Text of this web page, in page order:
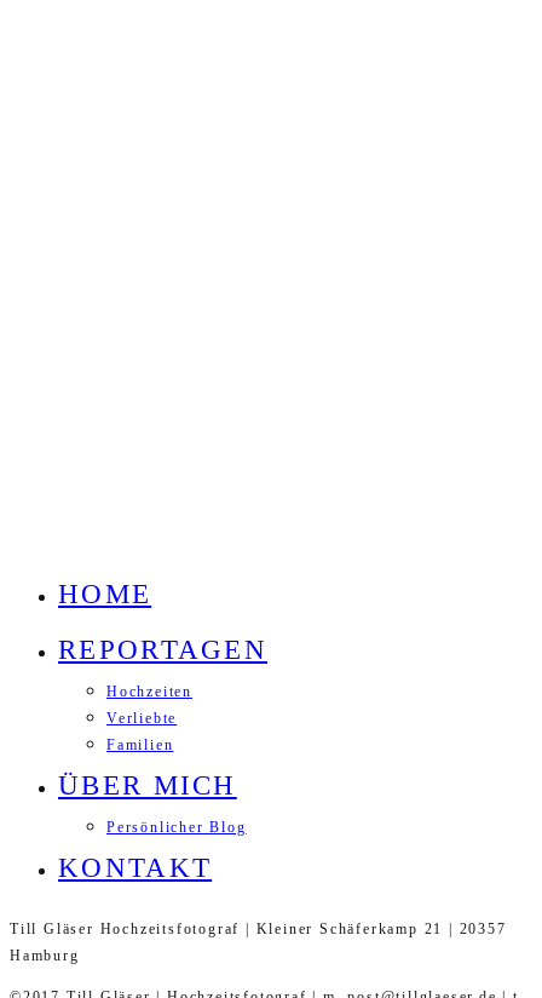
HOME
REPORTAGEN
Hochzeiten
Verliebte
Familien
ÜBER MICH
Persönlicher Blog
KONTAKT
Till Gläser Hochzeitsfotograf | Kleiner Schäferkamp 21 | 20357
Hamburg